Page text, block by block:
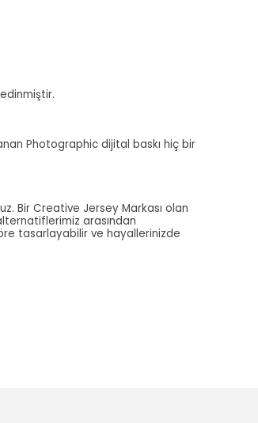
Photographic dijital baskı hiç bir
Bir Creative Jersey Markası olan
arasından
tasarlayabilir ve hayallerinizde